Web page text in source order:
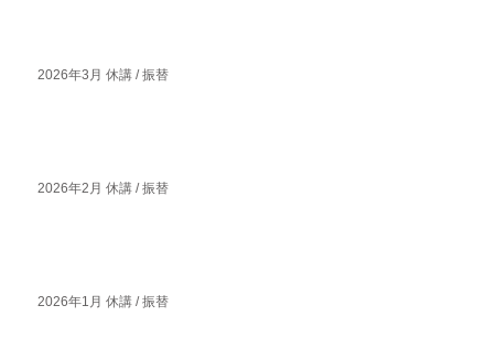
2026年3月 休講 / 振替
2026年2月 休講 / 振替
2026年1月 休講 / 振替